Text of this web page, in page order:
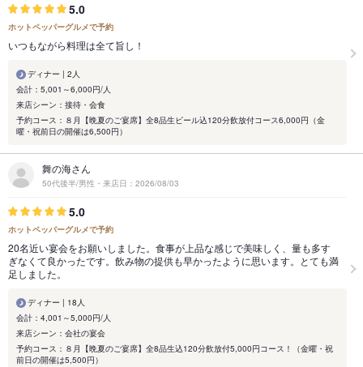
5.0
ホットペッパーグルメで予約
いつもながら料理は全て旨し！
ディナー | 2人
会計：5,001～6,000円/人
来店シーン：接待・会食
予約コース：８月【晩夏のご宴席】全8品生ビール込120分飲放付コース6,000円（金
曜・祝前日の開催は6,500円）
舞の海さん
50代後半/男性・来店日：2026/08/03
5.0
ホットペッパーグルメで予約
20名近い宴会をお願いしました。食事が上品な感じで美味しく、量も多す
ぎなくて良かったです。飲み物の提供も早かったように思います。とても満
足しました。
ディナー | 18人
会計：4,001～5,000円/人
来店シーン：会社の宴会
予約コース：８月【晩夏のご宴席】全8品生込120分飲放付5,000円コース！（金曜・祝
前日の開催は5,500円）